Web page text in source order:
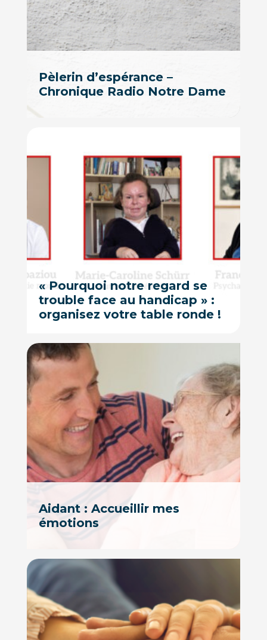
Pèlerin d’espérance –
Chronique Radio Notre Dame
« Pourquoi notre regard se
trouble face au handicap » :
organisez votre table ronde !
Aidant : Accueillir mes
émotions